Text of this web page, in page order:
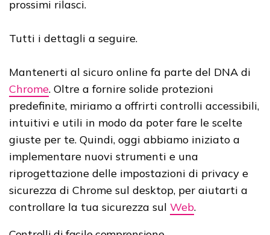
prossimi rilasci.
Tutti i dettagli a seguire.
Mantenerti al sicuro online fa parte del DNA di
Chrome. Oltre a fornire solide protezioni
predefinite, miriamo a offrirti controlli accessibili,
intuitivi e utili in modo da poter fare le scelte
giuste per te. Quindi, oggi abbiamo iniziato a
implementare nuovi strumenti e una
riprogettazione delle impostazioni di privacy e
sicurezza di Chrome sul desktop, per aiutarti a
controllare la tua sicurezza sul Web.